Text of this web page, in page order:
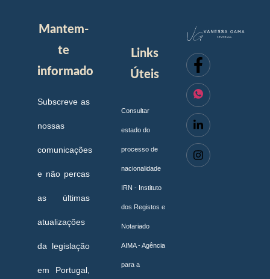
Links
Úteis
Consultar
estado do
processo de
nacionalidade
IRN - Instituto
dos Registos e
Notariado
AIMA - Agência
para a
Mantem-
te
informado
Subscreve as
nossas
comunicações
e não percas
as últimas
atualizações
da legislação
em Portugal,